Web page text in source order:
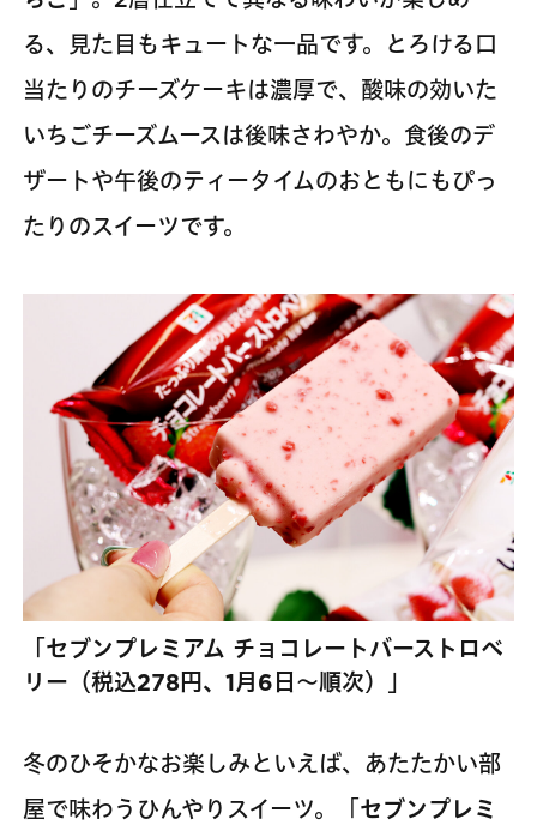
る、見た目もキュートな一品です。とろける口
当たりのチーズケーキは濃厚で、酸味の効いた
いちごチーズムースは後味さわやか。食後のデ
ザートや午後のティータイムのおともにもぴっ
たりのスイーツです。
「セブンプレミアム チョコレートバーストロベ
リー（税込278円、1月6日～順次）」
冬のひそかなお楽しみといえば、あたたかい部
屋で味わうひんやりスイーツ。「 セブンプレミ